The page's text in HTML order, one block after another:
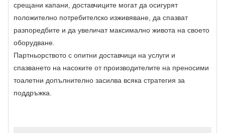
срещани капани, доставчиците могат да осигурят
положително потребителско изживяване, да спазват
разпоредбите и да увеличат максимално живота на своето
оборудване.
Партньорството с опитни доставчици на услуги и
спазването на насоките от производителите на преносими
тоалетни допълнително засилва всяка стратегия за
поддръжка.